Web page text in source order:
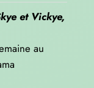
et Vickye,
au